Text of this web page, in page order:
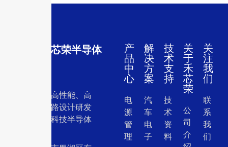
深圳市禾芯荣半导体
一家专注于高性能、高
质量集成电路设计研发
和销售的高科技半导体
产
品
中
心
电
源
管
理
解
决
方
案
汽
车
电
子
技
术
支
持
技
术
资
料
关
于
禾
芯
荣
公
司
介
关
注
我
们
联
系
我
们